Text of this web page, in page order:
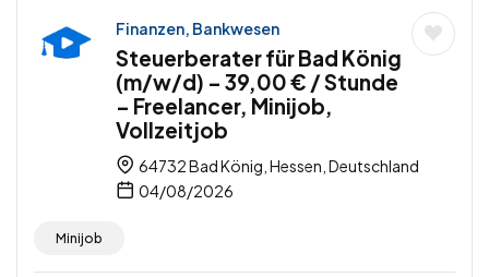
Finanzen, Bankwesen
Steuerberater für Bad König
(m/w/d) – 39,00 € / Stunde
– Freelancer, Minijob,
Vollzeitjob
64732 Bad König, Hessen, Deutschland
04/08/2026
Minijob